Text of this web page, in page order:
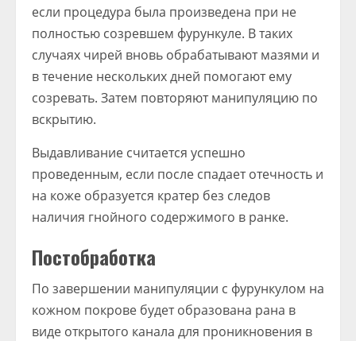
если процедура была произведена при не
полностью созревшем фурункуле. В таких
случаях чирей вновь обрабатывают мазями и
в течение нескольких дней помогают ему
созревать. Затем повторяют манипуляцию по
вскрытию.
Выдавливание считается успешно
проведенным, если после спадает отечность и
на коже образуется кратер без следов
наличия гнойного содержимого в ранке.
Постобработка
По завершении манипуляции с фурункулом на
кожном покрове будет образована рана в
виде открытого канала для проникновения в